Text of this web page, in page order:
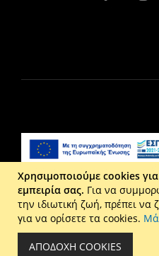
Liberta Ε.Π.Ε. - Τ: 2610
Γ.Ε.ΜΗ :
Copyright © 2026
Χρησιμοποιούμε cookies
εμπειρία σας. Για να
την ιδιωτική ζωή, πρέπει
για να ορίσετε τα cookies.
ΑΠΟΔΟΧΉ COOKIES